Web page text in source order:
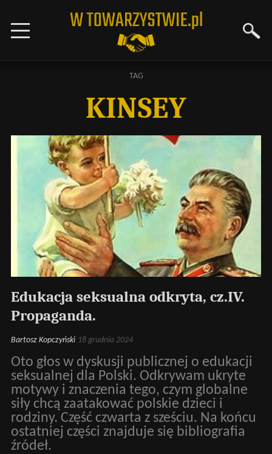
TAG
KINSEY
Edukacja seksualna odkryta, cz.IV.
Propaganda.
Bartosz Kopczyński 18 grudnia 2024
Oto głos w dyskusji publicznej o edukacji
seksualnej dla Polski. Odkrywam ukryte
motywy i znaczenia tego, czym globalne
siły chcą zaatakować polskie dzieci i
rodziny. Część czwarta z sześciu. Na końcu
ostatniej części znajduje się bibliografia
źródeł.